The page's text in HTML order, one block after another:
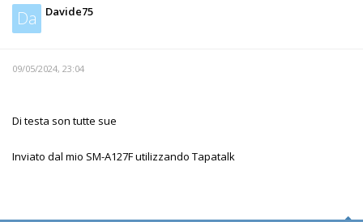
Da Davide75
09/05/2024, 23:04
Di testa son tutte sue
Inviato dal mio SM-A127F utilizzando Tapatalk